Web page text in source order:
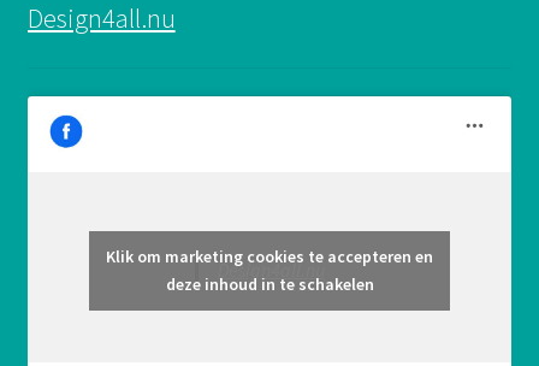
Design4all.nu
Design4all.nu
Klik om marketing cookies te accepteren en
deze inhoud in te schakelen